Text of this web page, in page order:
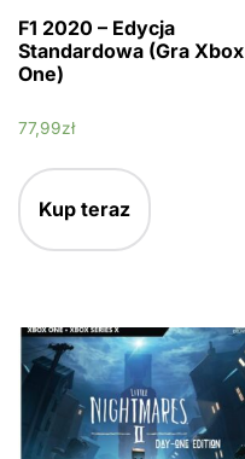
F1 2020 – Edycja
Standardowa (Gra Xbox
One)
77,99zł
Kup teraz